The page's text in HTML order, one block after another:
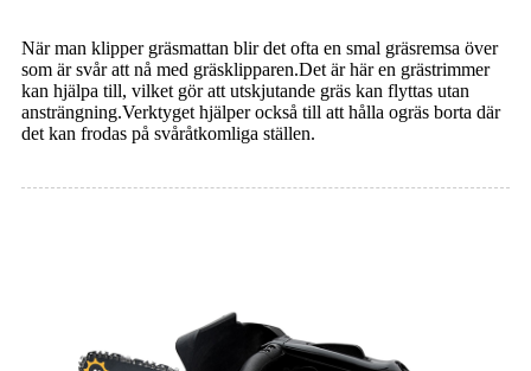
När man klipper gräsmattan blir det ofta en smal gräsremsa över
som är svår att nå med gräsklipparen.Det är här en grästrimmer
kan hjälpa till, vilket gör att utskjutande gräs kan flyttas utan
ansträngning.Verktyget hjälper också till att hålla ogräs borta där
det kan frodas på svåråtkomliga ställen.